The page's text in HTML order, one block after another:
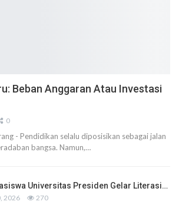
Beban Anggaran Atau Investasi
0
- Pendidikan selalu diposisikan sebagai jalan
bangsa. Namun,…
Universitas Presiden Gelar Literasi…
2026 270